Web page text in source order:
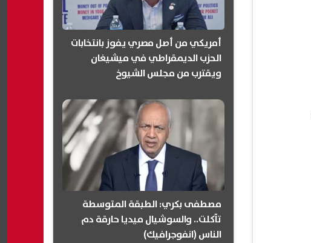
أمريكي من أصل مصري يفوز بانتخابات
الحزب الديمقراطي في ميشيغان
ويقترب من مجلس الشيوخ
مصطفى بكري: الطبقة المتوسطة
تآكلت.. والسوشيال ميديا حارقة دم
الناس (انفوجرافيك)